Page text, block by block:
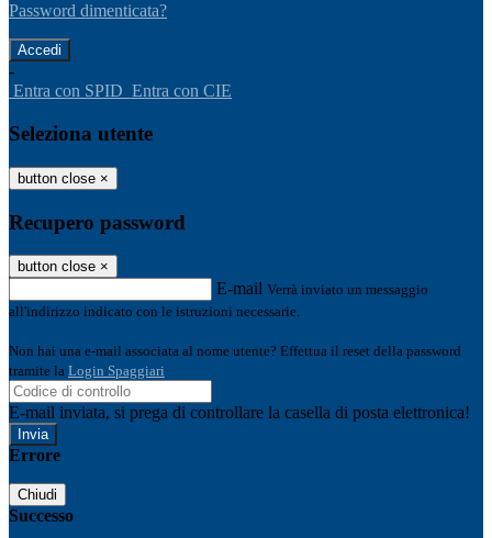
Password dimenticata?
-
Entra con SPID Entra con CIE
Seleziona utente
button close ×
Recupero password
button close ×
E-mail Verrà inviato un messaggio
all'indirizzo indicato con le istruzioni necessarie.
Non hai una e-mail associata al nome utente? Effettua il reset della password
tramite la Login Spaggiari
E-mail inviata, si prega di controllare la casella di posta elettronica!
Errore
Chiudi
Successo